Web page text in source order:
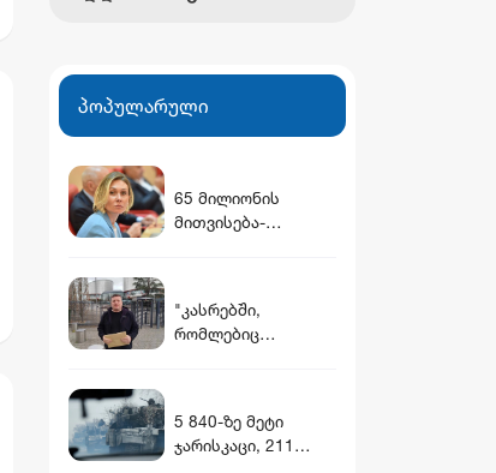
პოპულარული
65 მილიონის
მითვისება-
გაამართლა
"კასრებში,
რომლებიც
მუხროვანის ბაზაზე
მომხდარი
5 840-ზე მეტი
ჯარისკაცი, 211